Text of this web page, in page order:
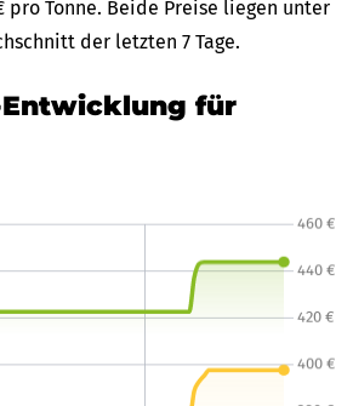
pro Tonne. Beide Preise liegen unter
der letzten 7 Tage.
für